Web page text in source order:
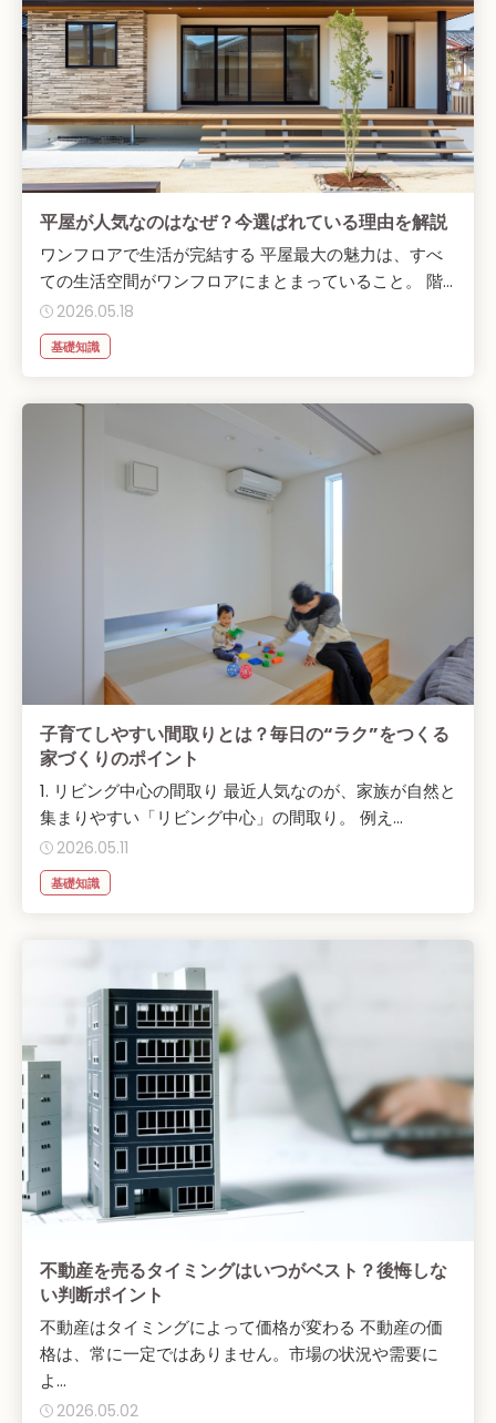
平屋が人気なのはなぜ？今選ばれている理由を解説
ワンフロアで生活が完結する 平屋最大の魅力は、すべ
ての生活空間がワンフロアにまとまっていること。 階...
2026.05.18
基礎知識
子育てしやすい間取りとは？毎日の“ラク”をつくる
家づくりのポイント
1. リビング中心の間取り 最近人気なのが、家族が自然と
集まりやすい「リビング中心」の間取り。 例え...
2026.05.11
基礎知識
不動産を売るタイミングはいつがベスト？後悔しな
い判断ポイント
不動産はタイミングによって価格が変わる 不動産の価
格は、常に一定ではありません。市場の状況や需要に
よ...
2026.05.02